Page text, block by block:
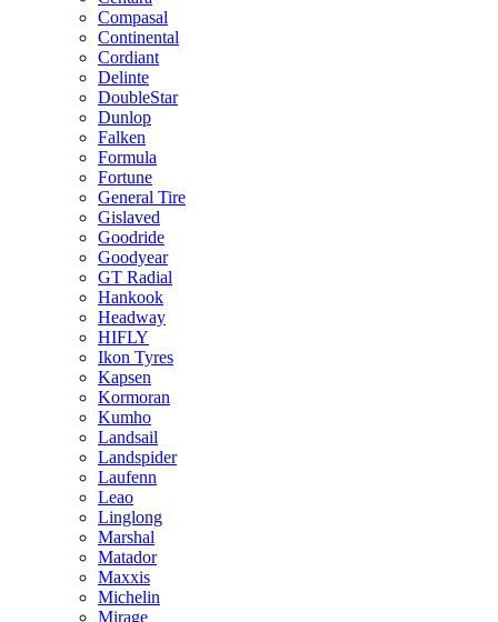
Compasal
Continental
Cordiant
Delinte
DoubleStar
Dunlop
Falken
Formula
Fortune
General Tire
Gislaved
Goodride
Goodyear
GT Radial
Hankook
Headway
HIFLY
Ikon Tyres
Kapsen
Kormoran
Kumho
Landsail
Landspider
Laufenn
Leao
Linglong
Marshal
Matador
Maxxis
Michelin
Mirage